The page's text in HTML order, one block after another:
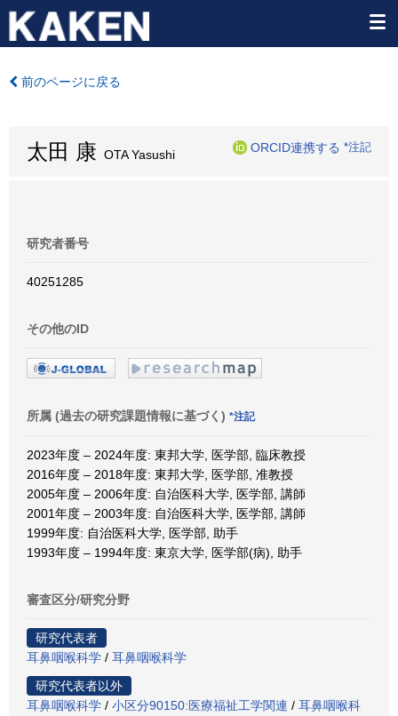
前のページに戻る
太田 康 OTA Yasushi
ORCID連携する *注記
研究者番号
40251285
その他のID
所属 (過去の研究課題情報に基づく) *注記
2023年度 – 2024年度: 東邦大学, 医学部, 臨床教授
2016年度 – 2018年度: 東邦大学, 医学部, 准教授
2005年度 – 2006年度: 自治医科大学, 医学部, 講師
2001年度 – 2003年度: 自治医科大学, 医学部, 講師
1999年度: 自治医科大学, 医学部, 助手
1993年度 – 1994年度: 東京大学, 医学部(病), 助手
審査区分/研究分野
研究代表者
耳鼻咽喉科学 / 耳鼻咽喉科学
研究代表者以外
耳鼻咽喉科学 / 小区分90150:医療福祉工学関連 / 耳鼻咽喉科